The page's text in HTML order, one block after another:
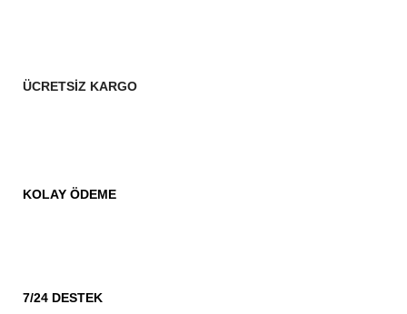
ÜCRETSİZ KARGO
KOLAY ÖDEME
7/24 DESTEK